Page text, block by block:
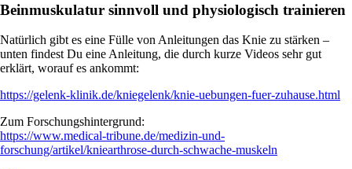
Beinmuskulatur sinnvoll und physiologisch trainieren
Natürlich gibt es eine Fülle von Anleitungen das Knie zu stärken –
unten findest Du eine Anleitung, die durch kurze Videos sehr gut
erklärt, worauf es ankommt:
https://gelenk-klinik.de/kniegelenk/knie-uebungen-fuer-zuhause.html
Zum Forschungshintergrund:
https://www.medical-tribune.de/medizin-und-
forschung/artikel/kniearthrose-durch-schwache-muskeln